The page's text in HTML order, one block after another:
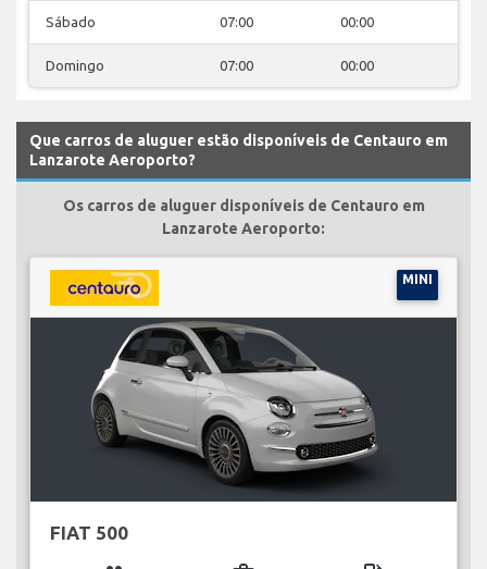
Sábado 07:00 00:00
Domingo 07:00 00:00
Que carros de aluguer estão disponíveis de Centauro em
Lanzarote Aeroporto?
Os carros de aluguer disponíveis de Centauro em
Lanzarote Aeroporto:
MINI
FIAT 500